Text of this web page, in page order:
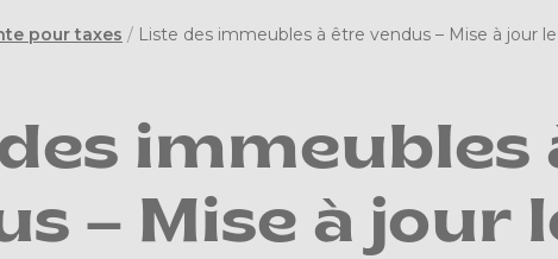
pour taxes / Liste des immeubles à être vendus – Mise à jour
immeubles
– Mise à jour